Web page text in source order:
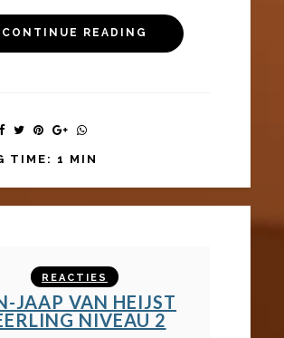
CONTINUE READING
TIME: 1 MIN
REACTIES
JAAP VAN HEIJST
NIVEAU 2